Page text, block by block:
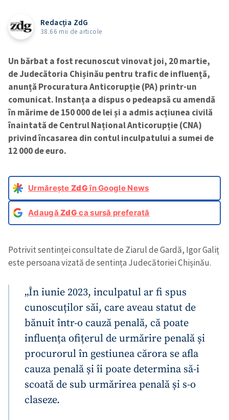
Redacția ZdG
38.66 mii de articole
Un bărbat a fost recunoscut vinovat joi, 20 martie,
de Judecătoria Chișinău pentru trafic de influență,
anunță Procuratura Anticorupție (PA) printr-un
comunicat. Instanța a dispus o pedeapsă cu amendă
în mărime de 150 000 de lei și a admis acțiunea civilă
înaintată de Centrul Național Anticorupție (CNA)
privind încasarea din contul inculpatului a sumei de
12 000 de euro.
Urmărește ZdGîn Google News
AdaugăZdG ca sursă preferată
Potrivit sentinței consultate de Ziarul de Gardă, Igor Galiț
este persoana vizată de sentința Judecătoriei Chișinău.
„În iunie 2023, inculpatul ar fi spus
cunoscuților săi, care aveau statut de
bănuit într-o cauză penală, că poate
influența ofițerul de urmărire penală și
procurorul în gestiunea cărora se afla
cauza penală și îi poate determina să-i
scoată de sub urmărirea penală și s-o
claseze.